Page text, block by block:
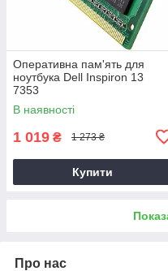
Оперативна пам'ять для
ноутбука Dell Inspiron 13
7353
В наявності
1 019 ₴ 1 273 ₴
Купити
Про нас